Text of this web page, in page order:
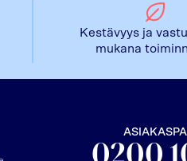
Kestävyys ja
mukana